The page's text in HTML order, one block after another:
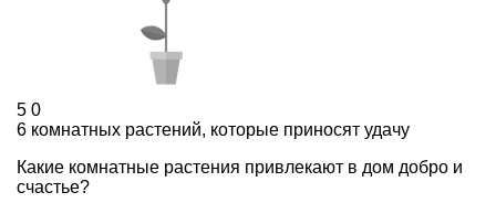
5 0
6 комнатных растений, которые приносят удачу
Какие комнатные растения привлекают в дом добро и
счастье?